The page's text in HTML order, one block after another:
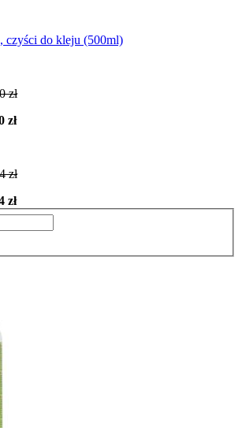
czyści do kleju (500ml)
zł
zł
zł
zł